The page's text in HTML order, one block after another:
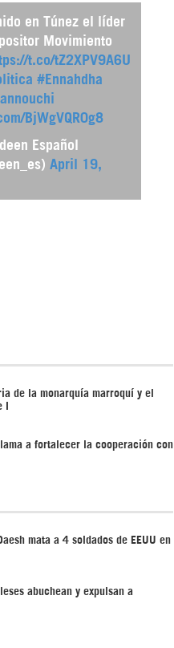
en Túnez el líder
Movimiento
t.co/tZ2XPV9A6U
#Ennahdha
BjWgVQR0g8
Español
April 19,
de la monarquía marroquí y el
I
a fortalecer la cooperación con
mata a 4 soldados de EEUU en
abuchean y expulsan a